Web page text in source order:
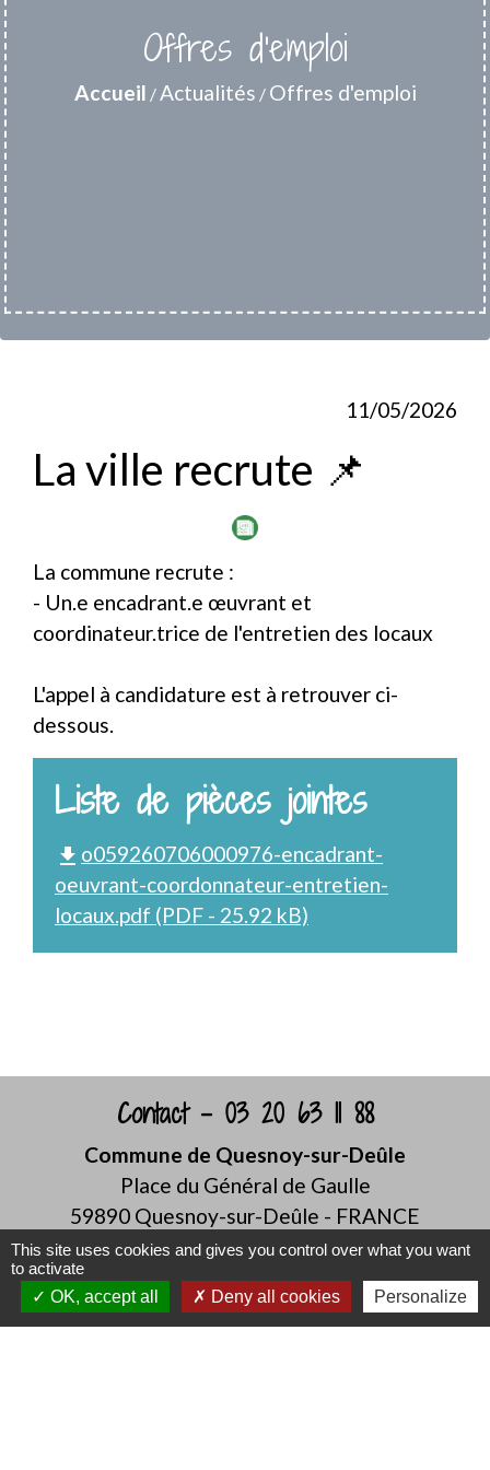
Offres d'emploi
Accueil /Actualités / Offres d'emploi
11/05/2026
La ville recrute 📌
La commune recrute :
- Un.e encadrant.e œuvrant et
coordinateur.trice de l'entretien des locaux
L'appel à candidature est à retrouver ci-
dessous.
Liste de pièces jointes
file_download o059260706000976-encadrant-
oeuvrant-coordonnateur-entretien-
locaux.pdf (PDF - 25.92 kB)
Contact - 03 20 63 11 88
Commune de Quesnoy-sur-Deûle
Place du Général de Gaulle
59890 Quesnoy-sur-Deûle - FRANCE
This site uses cookies and gives you control over what you want
to activate
OK, accept all
Deny all cookies Personalize